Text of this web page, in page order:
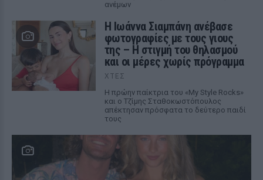
ανέμων
H Ιωάννα Σιαμπάνη ανέβασε
φωτογραφίες με τους γιους
της – Η στιγμή του θηλασμού
και οι μέρες χωρίς πρόγραμμα
ΧΤΕΣ
Η πρώην παίκτρια του «My Style Rocks»
και ο Τζίμης Σταθοκωστόπουλος
απέκτησαν πρόσφατα το δεύτερο παιδί
τους